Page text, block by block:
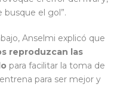
busque el gol”.
Anselmi explicó que
reproduzcan las
para facilitar la toma de
para ser mejor y